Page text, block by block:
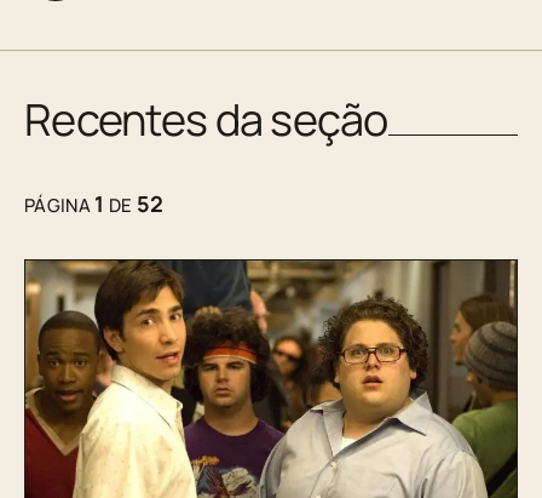
Recentes da seção
PÁGINA1 DE 52